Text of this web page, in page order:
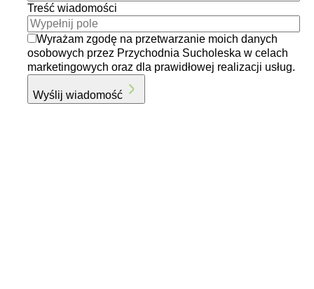
Treść wiadomości
Wyrażam zgodę na przetwarzanie moich danych
osobowych przez Przychodnia Sucholeska w celach
marketingowych oraz dla prawidłowej realizacji usług.
Wyślij wiadomość